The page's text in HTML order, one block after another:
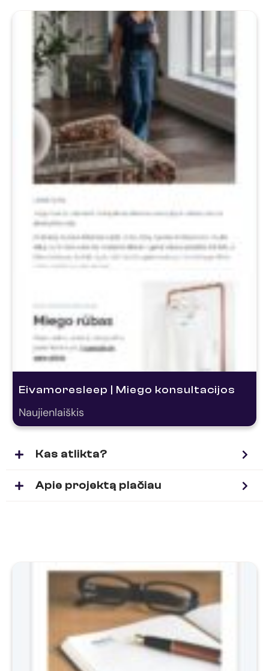
Eivamoresleep | Miego konsultacijos
Naujienlaiškis
Kas atlikta?
Apie projektą plačiau